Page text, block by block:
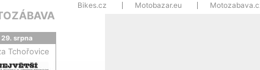
Bikes.cz Motobazar.eu
29. srpna
Tchořovice